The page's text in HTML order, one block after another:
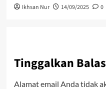
Ikhsan Nur 14/09/2025 0
Tinggalkan
Alamat email Anda tidak